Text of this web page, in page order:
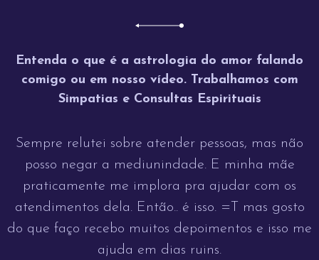
Entenda o que é a astrologia do amor falando
comigo ou em nosso vídeo. Trabalhamos com
Simpatias e Consultas Espirituais
Sempre relutei sobre atender pessoas, mas não
posso negar a mediunindade. E minha mãe
praticamente me implora pra ajudar com os
atendimentos dela. Então.. é isso. =T mas gosto
do que faço recebo muitos depoimentos e isso me
ajuda em dias ruins.